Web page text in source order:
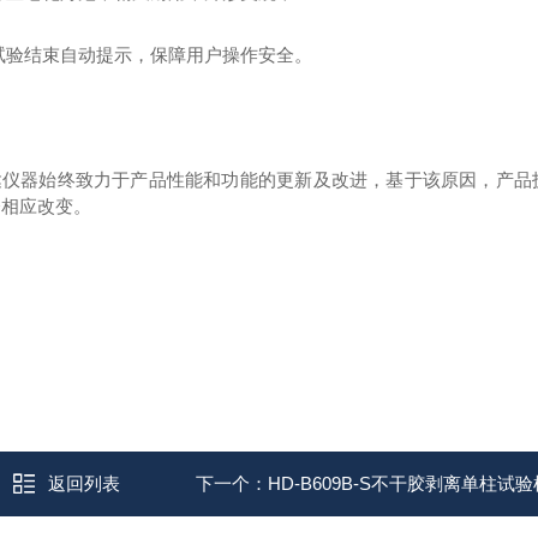
验结束自动提示，保障用户操作安全。
器始终致力于产品性能和功能的更新及改进，基于该原因，产品
应改变。
返回列表 下一个： HD-B609B-S不干胶剥离单柱试验